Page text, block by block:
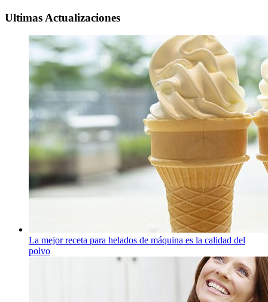
Ultimas Actualizaciones
La mejor receta para helados de máquina es la calidad del
polvo